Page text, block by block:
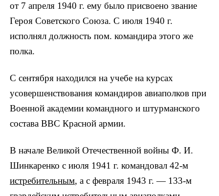
от 7 апреля 1940 г. ему было присвоено звание
Героя Советского Союза. С июля 1940 г.
исполнял должность пом. командира этого же
полка.
С сентября находился на учебе на курсах
усовершенствования командиров авиаполков при
Военной академии командного и штурманского
состава ВВС Красной армии.
В начале Великой Отечественной войны Ф. И.
Шинкаренко с июля 1941 г. командовал 42-м
истребительным, а с февраля 1943 г. — 133-м